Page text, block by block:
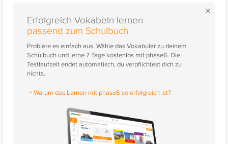
×
Erfolgreich Vokabeln lernen
passend zum Schulbuch
Probiere es einfach aus. Wähle das Vokabular zu deinem
Schulbuch und lerne 7 Tage kostenlos mit phase6. Die
Testlaufzeit endet automatisch, du verpflichtest dich zu
nichts.
Warum das Lernen mit phase6 so erfolgreich ist?